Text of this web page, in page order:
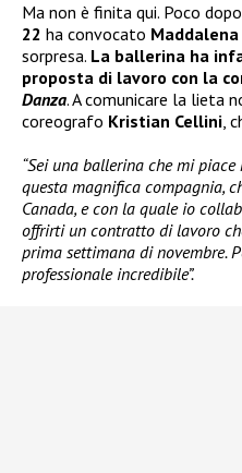
Ma non è finita qui. Poco
22 ha convocato Maddalena
sorpresa. La ballerina ha
proposta di lavoro con la
Danza. A comunicare la lieta
coreografo Kristian Cellini,
“Sei una ballerina che mi
questa magnifica compagnia,
Canada, e con la quale io
offrirti un contratto di lavoro
prima settimana di novembre.
professionale incredibile”.